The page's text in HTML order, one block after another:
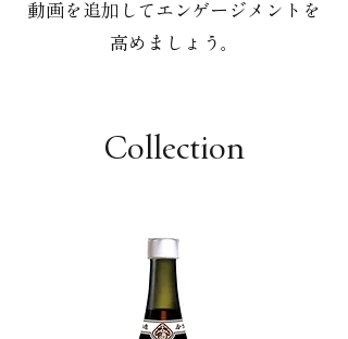
動画を追加してエンゲージメントを
高めましょう。
Collection